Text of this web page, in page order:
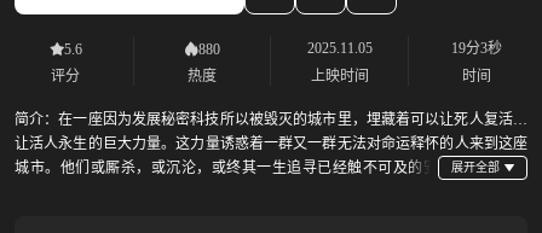
5.6
评分
880
热度
2025.11.05
上映时间
19分3秒
时间
简介：在一座因为发展秘密科技所以被毁灭的城市里，埋藏着可以让死人复活，
让活人永生的巨大力量。这力量诱惑着一群又一群无法对命运释怀的人来到这座
城市。他们或厮杀，或沉沦，或终其一生追寻已经触不可及的安